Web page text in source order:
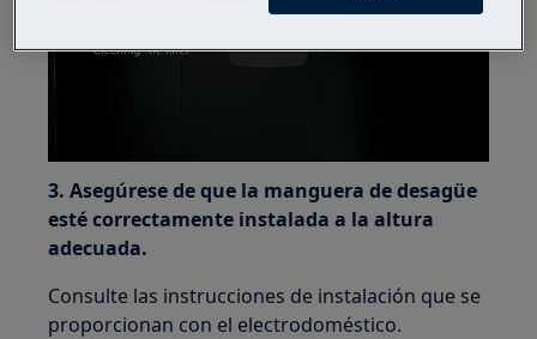
Play
3. Asegúrese de que la manguera de desagüe
esté correctamente instalada a la altura
adecuada.
Consulte las instrucciones de instalación que se
proporcionan con el electrodoméstico.